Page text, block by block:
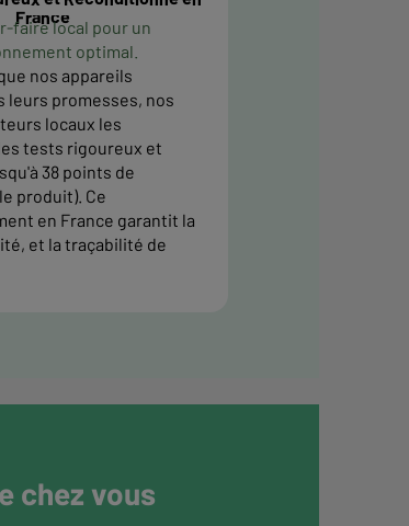
France
faire local pour un
optimal.
nos appareils
promesses, nos
locaux les
tests rigoureux et
38 points de
produit). Ce
en France garantit la
et la traçabilité de
chez vous